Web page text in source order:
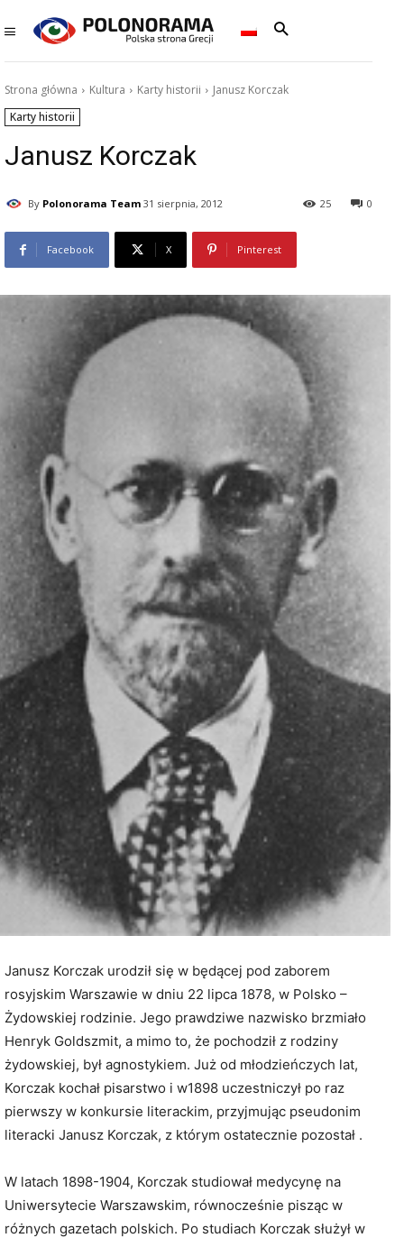
Strona główna Kultura Karty historii
Janusz Korczak
Karty historii
Janusz Korczak
By Polonorama Team 31 sierpnia, 2012 0
25
Facebook X Pinterest
Janusz Korczak urodził się w będącej pod zaborem
rosyjskim Warszawie w dniu 22 lipca 1878, w Polsko –
Żydowskiej rodzinie. Jego prawdziwe nazwisko brzmiało
Henryk Goldszmit, a mimo to, że pochodził z rodziny
żydowskiej, był agnostykiem. Już od młodzieńczych lat,
Korczak kochał pisarstwo i w1898 uczestniczył po raz
pierwszy w konkursie literackim, przyjmując pseudonim
literacki Janusz Korczak, z którym ostatecznie pozostał .
W latach 1898-1904, Korczak studiował medycynę na
Uniwersytecie Warszawskim, równocześnie pisząc w
różnych gazetach polskich. Po studiach Korczak służył w